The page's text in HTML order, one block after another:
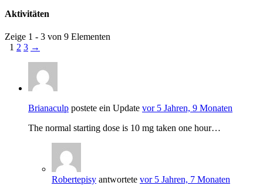
Aktivitäten
Zeige 1 - 3 von 9 Elementen
1 2 3 →
Brianaculp postete ein Update vor 5 Jahren, 9 Monaten
The normal starting dose is 10 mg taken one hour…
Robertepisy antwortete vor 5 Jahren, 7 Monaten